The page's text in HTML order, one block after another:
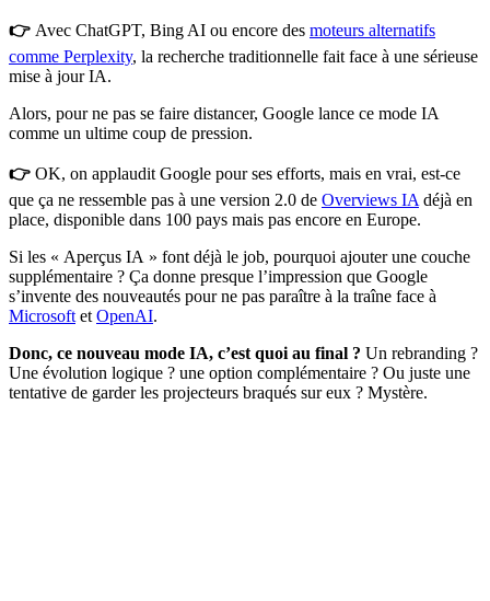
👉 Avec ChatGPT, Bing AI ou encore des moteurs alternatifs
comme Perplexity, la recherche traditionnelle fait face à une sérieuse
mise à jour IA.
Alors, pour ne pas se faire distancer, Google lance ce mode IA
comme un ultime coup de pression.
👉 OK, on applaudit Google pour ses efforts, mais en vrai, est-ce
que ça ne ressemble pas à une version 2.0 de Overviews IA déjà en
place, disponible dans 100 pays mais pas encore en Europe.
Si les « Aperçus IA » font déjà le job, pourquoi ajouter une couche
supplémentaire ? Ça donne presque l’impression que Google
s’invente des nouveautés pour ne pas paraître à la traîne face à
Microsoft et OpenAI.
Donc, ce nouveau mode IA, c’est quoi au final ? Un rebranding ?
Une évolution logique ? une option complémentaire ? Ou juste une
tentative de garder les projecteurs braqués sur eux ? Mystère.